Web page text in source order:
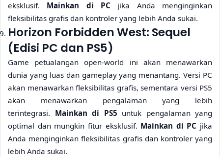
eksklusif. Mainkan di PC jika Anda menginginkan
fleksibilitas grafis dan kontroler yang lebih Anda sukai.
Horizon Forbidden West: Sequel
(Edisi PC dan PS5)
Game petualangan open-world ini akan menawarkan
dunia yang luas dan gameplay yang menantang. Versi PC
akan menawarkan fleksibilitas grafis, sementara versi PS5
akan menawarkan pengalaman yang lebih
terintegrasi. Mainkan di PS5 untuk pengalaman yang
optimal dan mungkin fitur eksklusif. Mainkan di PC jika
Anda menginginkan fleksibilitas grafis dan kontroler yang
lebih Anda sukai.